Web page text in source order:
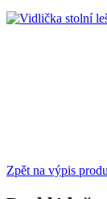
Zpět na výpis